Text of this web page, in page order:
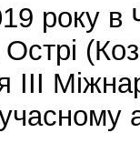
року в
ІІІ